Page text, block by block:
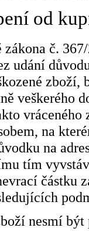
od
zákona č.
udání
zboží,
veškerého
na
na
tím
částku
nesmí